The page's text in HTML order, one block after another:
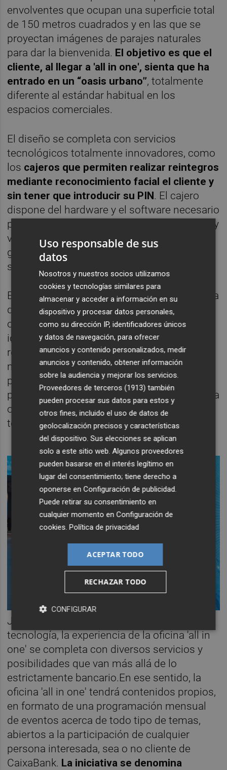
envolventes que ocupan una superficie total
de 150 metros cuadrados y en las que se
proyectan imágenes de parajes naturales
para dar la bienvenida. El objetivo es que el
cliente, al llegar a 'all in one', sienta que ha
entrado en un “oasis urbano”, totalmente
diferente al estándar habitual en los
espacios comerciales.
El diseño se completa con servicios
tecnológicos totalmente innovadores, como
los cajeros que permiten realizar reintegros
mediante reconocimiento facial el cliente y
sin tener que introducir su PIN. El cajero
dispone del hardware y el software necesario
para captar la imagen del rostro del usuario y
validar hasta 16.000 puntos de ella, lo que
garantiza una identificación totalmente
segura.
Esta tecnología ofrece una mejor experiencia
de usuario y una mayor seguridad en las
operaciones, ya que agiliza el proceso de
identificación del cliente y facilita la
realización de reintegros sin memorizar
múltiples contraseñas. CaixaBank ha sido la
primera entidad financiera del mundo en
presentar este tipo de cajeros. En València, la
oficina 'all in one' dispondrá de cinco
terminales con reconocimiento facial.
Junto a los elementos visuales y la
tecnología, la experiencia de la oficina 'all in
one' se completa con diversos servicios y
posibilidades que van más allá de lo
estrictamente bancario.En ese sentido, la
oficina 'all in one' tendrá contenidos propios,
en formato de una programación mensual
de eventos acerca de todo tipo de temas,
abiertos a la participación de cualquier
persona interesada, sea o no cliente de
CaixaBank. La iniciativa se denomina
Uso responsable de sus
datos
Nosotros y nuestros socios utilizamos
cookies y tecnologías similares para
almacenar y acceder a información en su
dispositivo y procesar datos personales,
como su dirección IP, identificadores únicos
y datos de navegación, para ofrecer
anuncios y contenido personalizados, medir
anuncios y contenido, obtener información
sobre la audiencia y mejorar los servicios.
Proveedores de terceros (1913) también
pueden procesar sus datos para estos y
otros fines, incluido el uso de datos de
geolocalización precisos y características
del dispositivo. Sus elecciones se aplican
solo a este sitio web. Algunos proveedores
pueden basarse en el interés legítimo en
lugar del consentimiento; tiene derecho a
oponerse enConfiguración de publicidad.
Puede retirar su consentimiento en
cualquier momento enConfiguración de
cookies.Política de privacidad
ACEPTAR TODO
RECHAZAR TODO
CONFIGURAR